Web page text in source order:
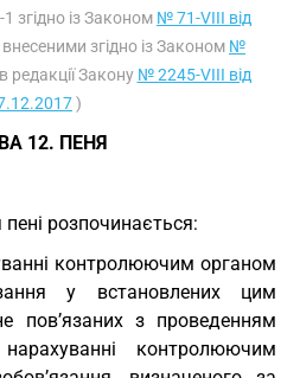
згідно із Законом № 71-VIII від
внесеними згідно із Законом №
редакції Закону № 2245-VIII від
)
12. ПЕНЯ
розпочинається:
контролюючим органом
у встановлених цим
пов’язаних з проведенням
контролюючим